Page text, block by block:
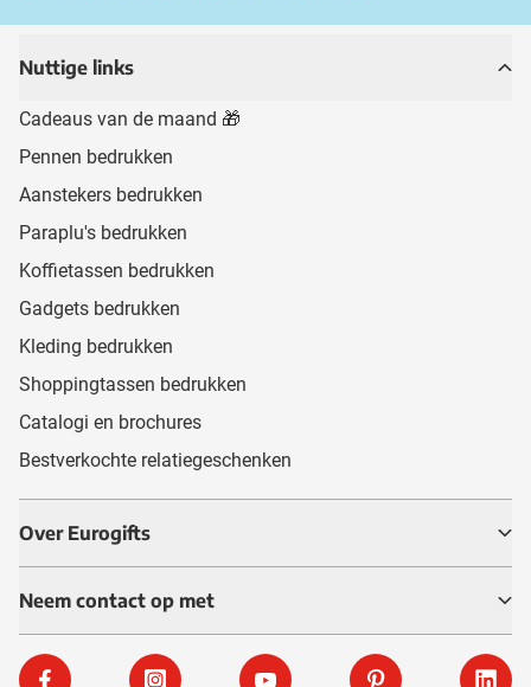
Nuttige links
Cadeaus van de maand 🎁
Pennen bedrukken
Aanstekers bedrukken
Paraplu's bedrukken
Koffietassen bedrukken
Gadgets bedrukken
Kleding bedrukken
Shoppingtassen bedrukken
Catalogi en brochures
Bestverkochte relatiegeschenken
Over Eurogifts
Neem contact op met